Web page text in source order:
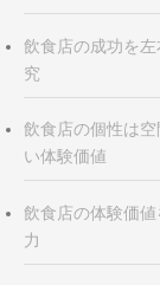
飲食店の成功を
究
飲食店の個性は
い体験価値
飲食店の体験価
力